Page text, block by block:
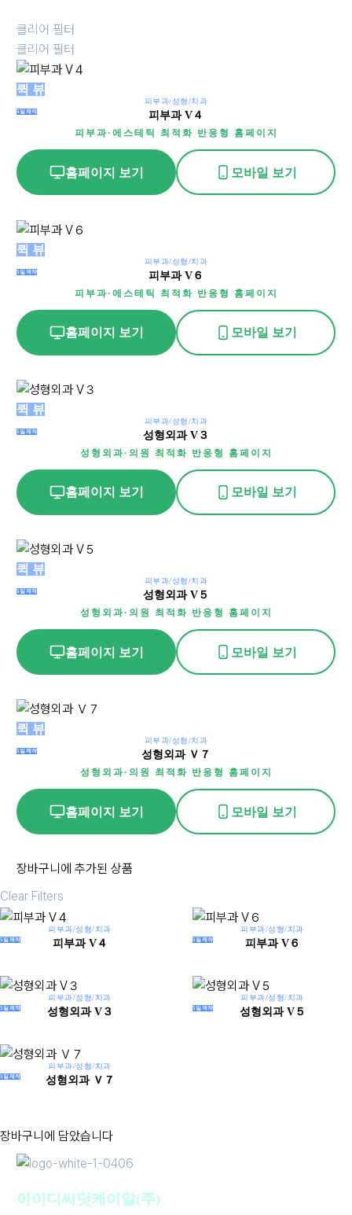
클리어 필터
클리어 필터
피
부
４
퀵 뷰
5일제작
피부과/성형/치과
피부과 V４
피부과·에스테틱 최적화 반응형 홈페이지
홈페이지 보기 모바일 보기
피
부
６
퀵 뷰
5일제작
피부과/성형/치과
피부과 V６
피부과·에스테틱 최적화 반응형 홈페이지
홈페이지 보기 모바일 보기
성
형
V
３
퀵 뷰
5일제작
피부과/성형/치과
성형외과 V３
성형외과·의원 최적화 반응형 홈페이지
홈페이지 보기 모바일 보기
성
형
V
５
퀵 뷰
5일제작
피부과/성형/치과
성형외과 V５
성형외과·의원 최적화 반응형 홈페이지
홈페이지 보기 모바일 보기
성
형
Ｖ
７
퀵 뷰
5일제작
피부과/성형/치과
성형외과 Ｖ７
성형외과·의원 최적화 반응형 홈페이지
홈페이지 보기 모바일 보기
장바구니에 추가된 상품
Clear Filters
피
과
４
5일제작
피부과/성형/치과
피부과 V４
피
과
６
5일제작
피부과/성형/치과
피부과 V６
성
외
V
5일제작
피부과/성형/치과
성형외과 V３
성
5일제작
피부과/성형/치과
성형외과 V５
성
과
5일제작
피부과/성형/치과
성형외과 Ｖ７
장바구니에 담았습니다
아이디씨닷케이알(주)